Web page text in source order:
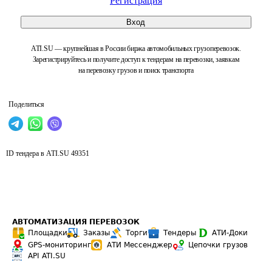
Вход
ATI.SU — крупнейшая в России биржа автомобильных грузоперевозок.
Зарегистрируйтесь и получите доступ к тендерам на перевозки, заявкам
на перевозку грузов и поиск транспорта
Поделиться
ID тендера в ATI.SU 49351
АВТОМАТИЗАЦИЯ ПЕРЕВОЗОК
Площадки
Заказы Торги Тендеры
АТИ-Доки
GPS-мониторинг
АТИ Мессенджер
Цепочки грузов
API ATI.SU